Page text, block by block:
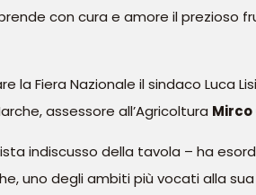
con cura e amore il prezioso
la Fiera Nazionale il sindaco Luca
assessore all’Agricoltura
indiscusso della tavola – ha
uno degli ambiti più vocati alla